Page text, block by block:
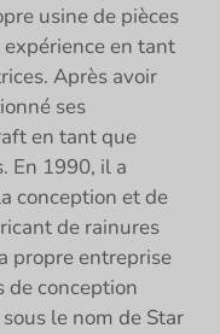
usine de pièces
en tant
Après avoir
ses
en tant que
En 1990, il a
conception et de
de rainures
propre entreprise
de conception
le nom de Star